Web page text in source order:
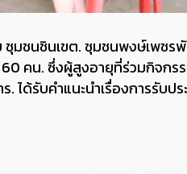
ชุมชนชินเขต. ชุมชนพงษ์เพช
คน. ซึ่งผู้สูงอายุที่ร่วมกิจกร
ร. ได้รับคำแนะนำเรื่องการรั